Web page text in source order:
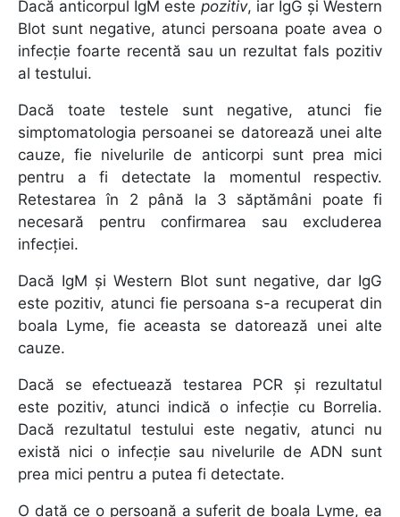
Dacă anticorpul IgM este pozitiv, iar IgG și Western
Blot sunt negative, atunci persoana poate avea o
infecție foarte recentă sau un rezultat fals pozitiv
al testului.
Dacă toate testele sunt negative, atunci fie
simptomatologia persoanei se datorează unei alte
cauze, fie nivelurile de anticorpi sunt prea mici
pentru a fi detectate la momentul respectiv.
Retestarea în 2 până la 3 săptămâni poate fi
necesară pentru confirmarea sau excluderea
infecției.
Dacă IgM și Western Blot sunt negative, dar IgG
este pozitiv, atunci fie persoana s-a recuperat din
boala Lyme, fie aceasta se datorează unei alte
cauze.
Dacă se efectuează testarea PCR și rezultatul
este pozitiv, atunci indică o infecție cu Borrelia.
Dacă rezultatul testului este negativ, atunci nu
există nici o infecție sau nivelurile de ADN sunt
prea mici pentru a putea fi detectate.
O dată ce o persoană a suferit de boala Lyme, ea